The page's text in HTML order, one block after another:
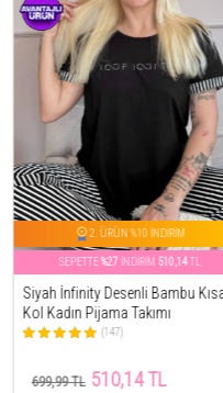
2. ÜRÜN %10 İNDİRİM
SEPETTE%27İNDİRİM510,14TL
Siyah İnfinity Desenli Bambu Kısa
Kol Kadın Pijama Takımı
(147)
699,99 TL 510,14 TL